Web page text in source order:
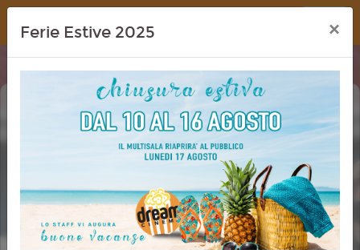
Dream Cinema
RICCHI DA MORIRE - DELITTI IN
FAMIGLIA (HOW TO MAKE A KILLING)
Ferie Estive 2025 ×